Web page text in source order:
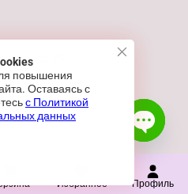
Избранное Профиль
79
Open
повышения
Оставаясь с
с Политикой
данных